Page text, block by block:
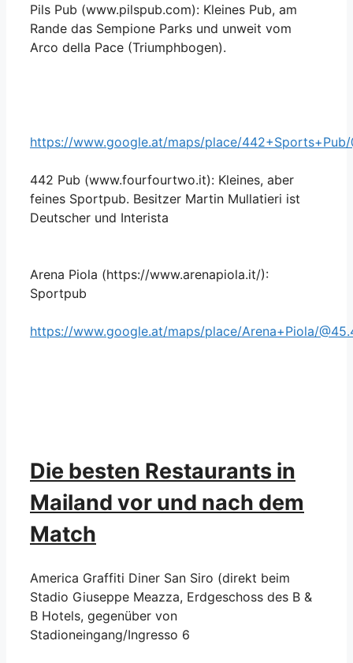
Pils Pub (www.pilspub.com): Kleines Pub, am
Rande das Sempione Parks und unweit vom
Arco della Pace (Triumphbogen).
https://www.google.at/maps/place/442+Sports+Pub/
442 Pub (www.fourfourtwo.it): Kleines, aber
feines Sportpub. Besitzer Martin Mullatieri ist
Deutscher und Interista
Arena Piola (https://www.arenapiola.it/):
Sportpub
https://www.google.at/maps/place/Arena+Piola/
Die besten Restaurants in
Mailand vor und nach dem
Match
America Graffiti Diner San Siro (direkt beim
Stadio Giuseppe Meazza, Erdgeschoss des B &
B Hotels, gegenüber von
Stadioneingang/Ingresso 6